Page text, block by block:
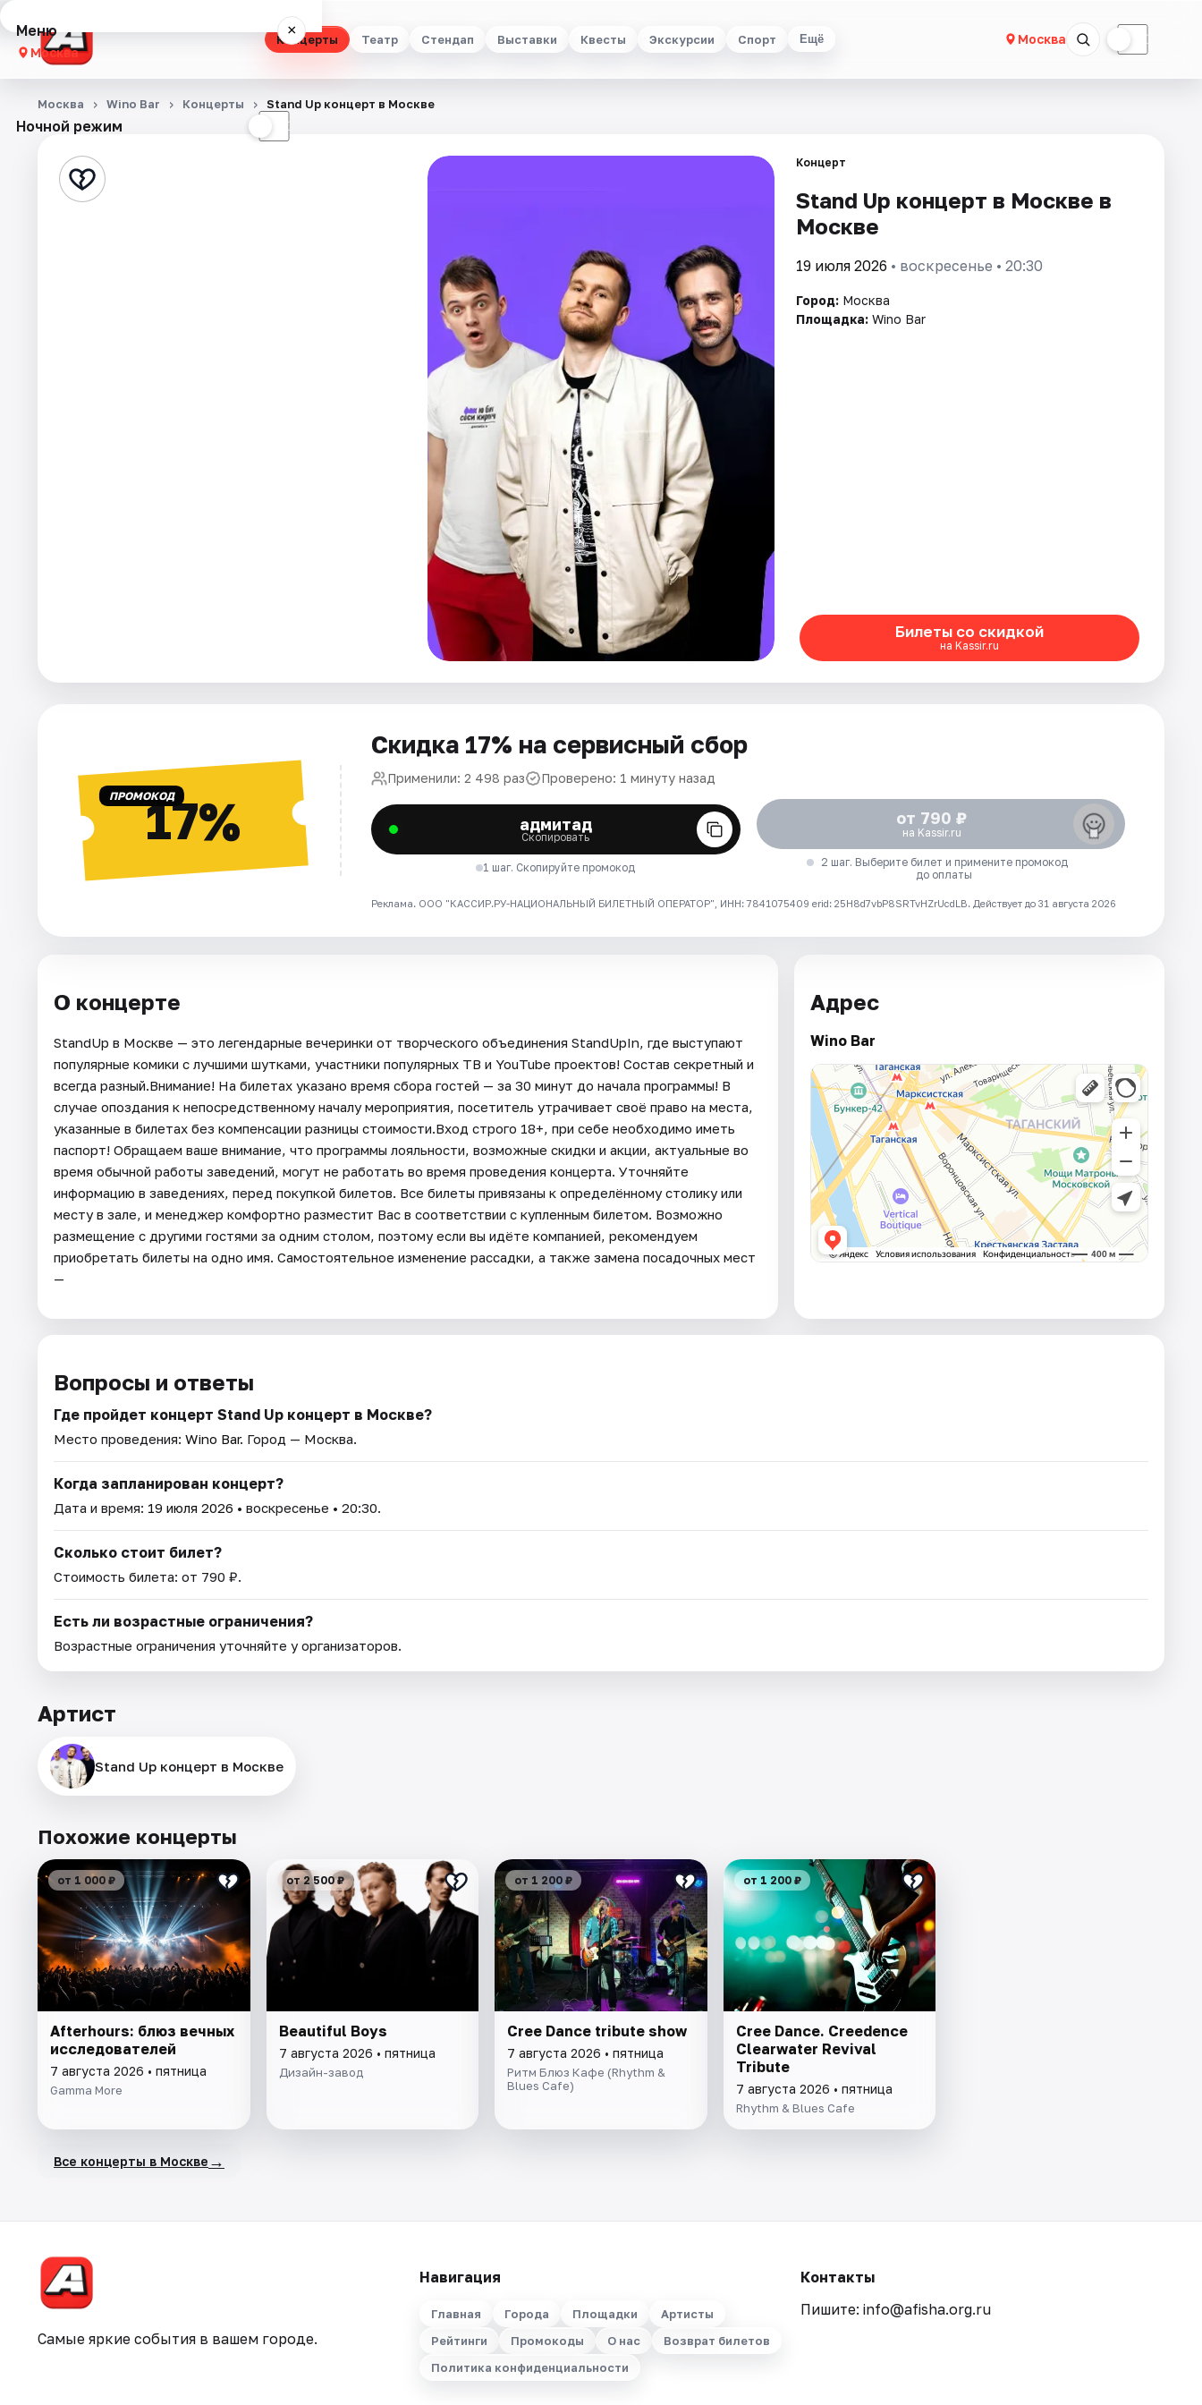
Концерты Театр Стендап Выставки Квесты Экскурсии Спорт Ещё Москва ☾
Меню ×
Москва
Концерты
Стендап
Ночной режим ☾
Москва Wino Bar Концерты Stand Up концерт в Москве
Концерт
Stand Up концерт в Москве в
Москве
19 июля 2026 • воскресенье • 20:30
Город: Москва
Площадка: Wino Bar
Билеты со скидкой
на Kassir.ru
ПРОМОКОД17%
Скидка 17% на сервисный сбор
Применили: 2 498 раз Проверено: 1 минуту назад
адмитад
Скопировать
1 шаг. Скопируйте промокод
от 790 ₽
на Kassir.ru
2 шаг. Выберите билет и примените промокод
до оплаты
Реклама. ООО "КАССИР.РУ-НАЦИОНАЛЬНЫЙ БИЛЕТНЫЙ ОПЕРАТОР", ИНН: 7841075409 erid: 25H8d7vbP8SRTvHZrUcdLB. Действует до 31 августа 2026
О концерте
StandUp в Москве — это легендарные вечеринки от творческого объединения StandUpIn, где выступают
популярные комики с лучшими шутками, участники популярных ТВ и YouTube проектов! Состав секретный и
всегда разный.Внимание! На билетах указано время сбора гостей — за 30 минут до начала программы! В
случае опоздания к непосредственному началу мероприятия, посетитель утрачивает своё право на места,
указанные в билетах без компенсации разницы стоимости.Вход строго 18+, при себе необходимо иметь
паспорт! Обращаем ваше внимание, что программы лояльности, возможные скидки и акции, актуальные во
время обычной работы заведений, могут не работать во время проведения концерта. Уточняйте
информацию в заведениях, перед покупкой билетов. Все билеты привязаны к определённому столику или
месту в зале, и менеджер комфортно разместит Вас в соответствии с купленным билетом. Возможно
размещение с другими гостями за одним столом, поэтому если вы идёте компанией, рекомендуем
приобретать билеты на одно имя. Самостоятельное изменение рассадки, а также замена посадочных мест
—
Адрес
Wino Bar
Вопросы и ответы
Где пройдет концерт Stand Up концерт в Москве?
Место проведения: Wino Bar. Город — Москва.
Когда запланирован концерт?
Дата и время: 19 июля 2026 • воскресенье • 20:30.
Сколько стоит билет?
Стоимость билета: от 790 ₽.
Есть ли возрастные ограничения?
Возрастные ограничения уточняйте у организаторов.
Артист
Stand Up концерт в Москве
Похожие концерты
от 1 000 ₽
Afterhours: блюз вечных
исследователей
7 августа 2026 • пятница
Gamma More
от 2 500 ₽
Beautiful Boys
7 августа 2026 • пятница
Дизайн-завод
от 1 200 ₽
Cree Dance tribute show
7 августа 2026 • пятница
Ритм Блюз Кафе (Rhythm &
Blues Cafe)
от 1 200 ₽
Cree Dance. Creedence
Clearwater Revival
Tribute
7 августа 2026 • пятница
Rhythm & Blues Cafe
Все концерты в Москве →
Самые яркие события в вашем городе.
Навигация
Главная Города Площадки
Артисты
Рейтинги
Промокоды О нас
Возврат билетов
Политика конфиденциальности
Контакты
Пишите: info@afisha.org.ru